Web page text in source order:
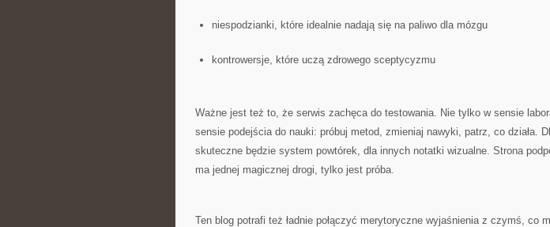
niespodzianki, które idealnie nadają się na paliwo dla mózgu
kontrowersje, które uczą zdrowego sceptycyzmu
Ważne jest też to, że serwis zachęca do testowania. Nie tylko w sensie
sensie podejścia do nauki: próbuj metod, zmieniaj nawyki, patrz, co działa.
skuteczne będzie system powtórek, dla innych notatki wizualne. Strona
ma jednej magicznej drogi, tylko jest próba.
Ten blog potrafi też ładnie połączyć merytoryczne wyjaśnienia z czymś, co